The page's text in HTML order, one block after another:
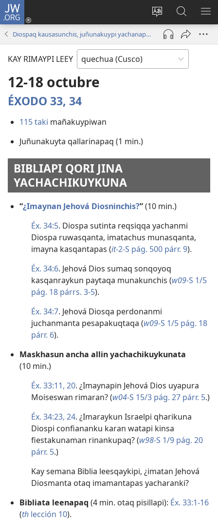
JW.ORG
Direccionpi
akllay
Sutiykiwan
jaykuy
(abre
nueva
JW.ORG
nisqapi
maskhay
Diospaq kausasunchis, juñunakuypi yachanapaq | Octubre 2020
KAY RIMAYPI LEEY
12-18 octubre
ÉXODO 33, 34
115 taki mañakuypiwan
Juñunakuyta qallarinapaq (1 min.)
BIBLIAPI QORI JINA
YACHACHIKUYKUNA
“¿Imaynan Jehová Diosninchis?”(10 min.)
Éx. 34:5. Diospa sutinta reqsiqqa yachanmi
Diospa ruwasqanta, imatachus munasqanta,
imayna kasqantapas (it-2-S pág. 500 párr. 9).
Éx. 34:6. Jehová Dios sumaq sonqoyoq
kasqanraykun paytaqa munakunchis (w09-S 1/5
pág. 18 párrs. 3-5).
Éx. 34:7. Jehová Diosqa perdonanmi
juchanmanta pesapakuqtaqa (w09-S 1/5 pág. 18
párr. 6).
Maskhasun ancha allin yachachikuykunata
(10 min.)
Éx. 33:11, 20. ¿Imaynapin Jehová Dios uyapura
Moiseswan rimaran? (w04-S 15/3 pág. 27 párr. 5.)
Éx. 34:23, 24. ¿Imaraykun Israelpi qharikuna
Diospi confiananku karan watapi kinsa
fiestakunaman rinankupaq? (w98-S 1/9 pág. 20
párr. 5.)
Kay semana Biblia leesqaykipi, ¿imatan Jehová
Diosmanta otaq imamantapas yacharanki?
Bibliata leenapaq (4 min. otaq pisillapi): Éx. 33:1-16
(th lección 10).